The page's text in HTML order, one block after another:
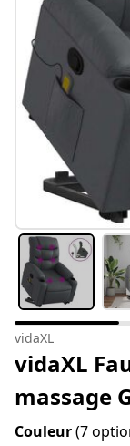
vidaXL
vidaXL
massage
Couleur(7